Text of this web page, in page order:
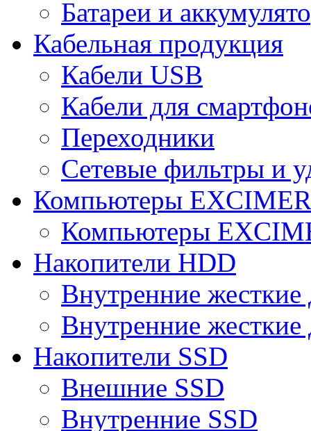
Батареи и
Кабельная продукция
Кабели USB
Кабели для
Переходники
Сетевые фильтры и
Компьютеры
Компьютеры
Накопители HDD
Внутренние
Внутренние
Накопители SSD
Внешние SSD
Внутренние SSD